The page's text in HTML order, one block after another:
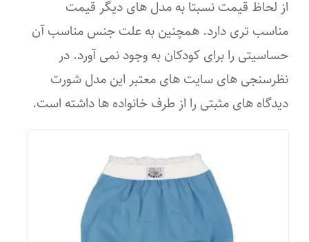
از لحاظ قیمت نسبتا به مدل های دیگر قیمت
مناسب تری دارد. همچنین به علت جنس مناسب آن
حساسیتی را برای کودکان به وجود نمی آورد. در
نظرسنجی های سایت های معتبر این مدل شورت
دیدگاه های مثبتی را از طرف خانواده ها داشته است.